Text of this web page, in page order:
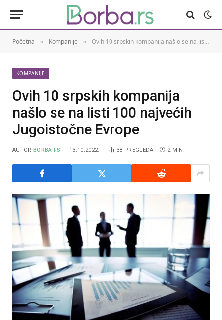
Početna » Kompanije » Ovih 10 srpskih kompanija našlo se na listi 100 najvećih Jugoistočne Evrope
KOMPANIJE
Ovih 10 srpskih kompanija
našlo se na listi 100 najvećih
Jugoistočne Evrope
AUTOR BORBA.RS 13.10.2022. 38 PREGLEDA 2 MIN.